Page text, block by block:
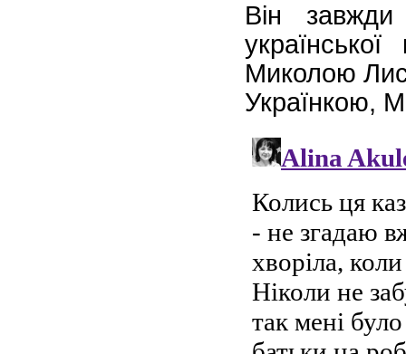
Він завжди
Миколою
Українкою,